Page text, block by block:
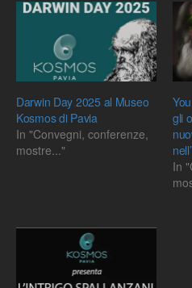
Darwin Day 2025 al Museo
Kosmos di Pavia
In "Convegni, conferenze,
mostre..."
gli
In